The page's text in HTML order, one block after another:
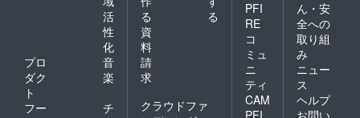
活
性
化
プロ
ダク
ト
音
楽
フー
チ
る
る
資
料
請
求
クラウドファ
PFI
RE
コ
ミュ
ニ
ティ
CAM
PFI
ん・安
全への
取り組
み
ニュー
ス
ヘルプ
お問い